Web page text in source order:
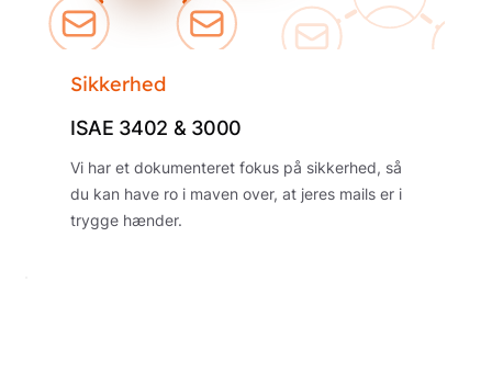
Sikkerhed
ISAE 3402 & 3000
Vi har et dokumenteret fokus på sikkerhed, så
du kan have ro i maven over, at jeres mails er i
trygge hænder.